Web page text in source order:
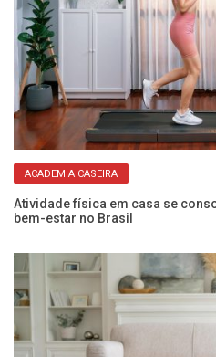
ACADEMIA CASEIRA
Atividade física em casa se
bem-estar no Brasil